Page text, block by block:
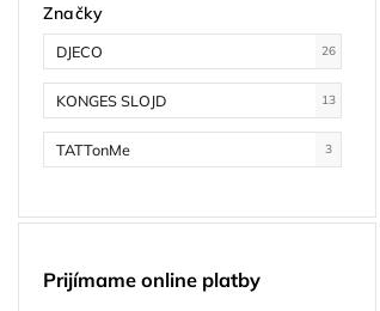
Značky
DJECO 26
KONGES SLOJD 13
TATTonMe 3
Prijímame online platby